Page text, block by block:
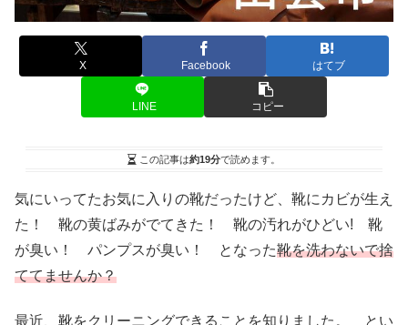
X Facebook はてブ
LINE コピー
この記事は約19分で読めます。
気にいってたお気に入りの靴だったけど、靴にカビが生え
た！ 靴の黄ばみがでてきた！ 靴の汚れがひどい! 靴
が臭い！ パンプスが臭い！ となった靴を洗わないで捨
ててませんか？
最近、靴をクリーニングできることを知りました。 とい